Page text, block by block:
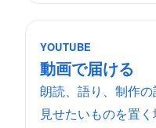
YOUTUBE
動画で届ける
朗読、語り、制作
見せたいものを置く